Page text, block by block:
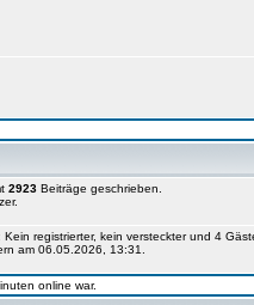
2923 Beiträge geschrieben.
Kein registrierter, kein versteckter und 4
am 06.05.2026, 13:31.
online war.